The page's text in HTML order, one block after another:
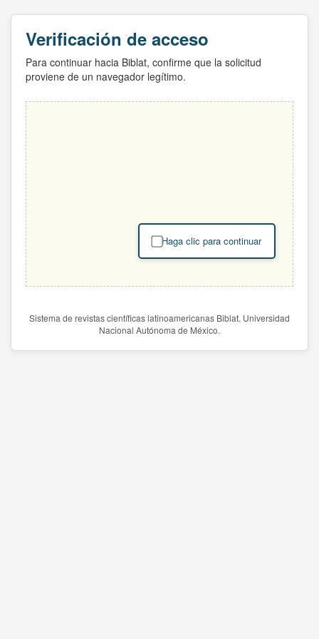
Verificación de acceso
Para continuar hacia Biblat, confirme que la solicitud
proviene de un navegador legítimo.
Haga clic para continuar
Sistema de revistas científicas latinoamericanas Biblat. Universidad
Nacional Autónoma de México.